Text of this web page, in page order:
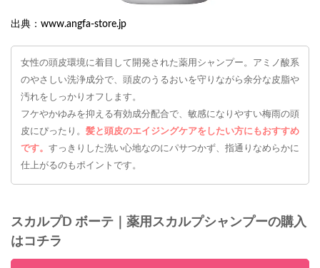
出典：www.angfa-store.jp
女性の頭皮環境に着目して開発された薬用シャンプー。アミノ酸系
のやさしい洗浄成分で、頭皮のうるおいを守りながら余分な皮脂や
汚れをしっかりオフします。
フケやかゆみを抑える有効成分配合で、敏感になりやすい梅雨の頭
皮にぴったり。 髪と頭皮のエイジングケアをしたい方にもおすすめ
です。 すっきりした洗い心地なのにパサつかず、指通りなめらかに
仕上がるのもポイントです。
スカルプD ボーテ｜薬用スカルプシャンプーの購入
はコチラ